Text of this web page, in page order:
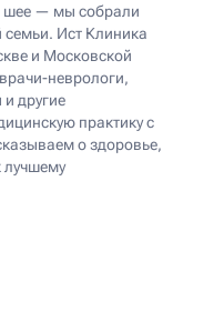
шее — мы собрали
Ист Клиника
и Московской
неврологи,
другие
практику с
о здоровье,
лучшему